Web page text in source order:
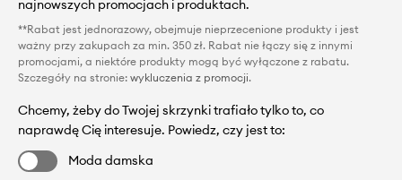
najnowszych promocjach i produktach.
**Rabat jest jednorazowy, obejmuje nieprzecenione produkty i jest
ważny przy zakupach za min. 350 zł. Rabat nie łączy się z innymi
promocjami, a niektóre produkty mogą być wyłączone z rabatu.
Szczegóły na stronie: wykluczenia z promocji.
Chcemy, żeby do Twojej skrzynki trafiało tylko to, co
naprawdę Cię interesuje. Powiedz, czy jest to:
Moda damska